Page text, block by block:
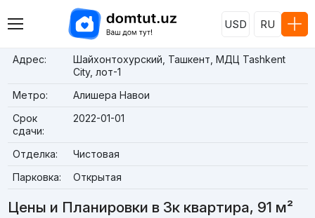
USD RU
Адрес:
Шайхонтохурский, Ташкент, МДЦ Tashkent
City, лот-1
Метро:
Алишера Навои
Срок
сдачи:
2022-01-01
Отделка:
Чистовая
Парковка:
Открытая
Цены и Планировки в 3к квартира, 91 м²